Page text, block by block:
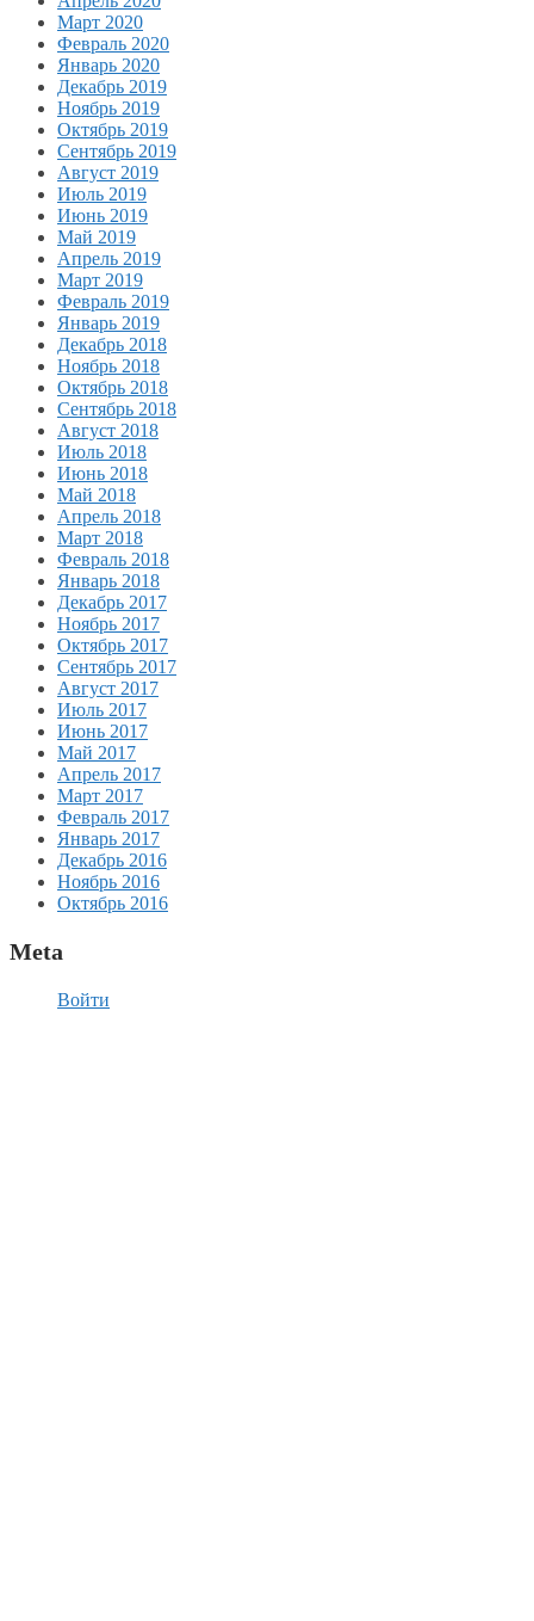
Март 2020
Февраль 2020
Январь 2020
Декабрь 2019
Ноябрь 2019
Октябрь 2019
Сентябрь 2019
Август 2019
Июль 2019
Июнь 2019
Май 2019
Апрель 2019
Март 2019
Февраль 2019
Январь 2019
Декабрь 2018
Ноябрь 2018
Октябрь 2018
Сентябрь 2018
Август 2018
Июль 2018
Июнь 2018
Май 2018
Апрель 2018
Март 2018
Февраль 2018
Январь 2018
Декабрь 2017
Ноябрь 2017
Октябрь 2017
Сентябрь 2017
Август 2017
Июль 2017
Июнь 2017
Май 2017
Апрель 2017
Март 2017
Февраль 2017
Январь 2017
Декабрь 2016
Ноябрь 2016
Октябрь 2016
Meta
Войти